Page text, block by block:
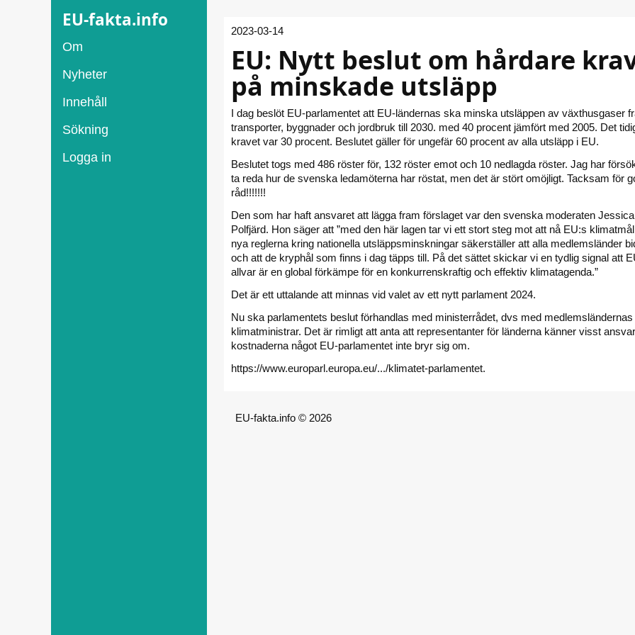
EU-fakta.info
Om
Nyheter
Innehåll
Sökning
Logga in
2023-03-14
EU: Nytt beslut om hårdare
på minskade utsläpp
I dag beslöt EU-parlamentet att EU-ländernas ska minska utsläppen av växthusgaser
transporter, byggnader och jordbruk till 2030. med 40 procent jämfört med 2005. Det
kravet var 30 procent. Beslutet gäller för ungefär 60 procent av alla utsläpp i EU.
Beslutet togs med 486 röster för, 132 röster emot och 10 nedlagda röster. Jag har
ta reda hur de svenska ledamöterna har röstat, men det är stört omöjligt. Tacksam för
råd!!!!!!!
Den som har haft ansvaret att lägga fram förslaget var den svenska moderaten Jessica
Polfjärd. Hon säger att ”med den här lagen tar vi ett stort steg mot att nå EU:s
nya reglerna kring nationella utsläppsminskningar säkerställer att alla medlemsländer
och att de kryphål som finns i dag täpps till. På det sättet skickar vi en tydlig signal att
allvar är en global förkämpe för en konkurrenskraftig och effektiv klimatagenda.”
Det är ett uttalande att minnas vid valet av ett nytt parlament 2024.
Nu ska parlamentets beslut förhandlas med ministerrådet, dvs med medlemsländernas
klimatministrar. Det är rimligt att anta att representanter för länderna känner visst
kostnaderna något EU-parlamentet inte bryr sig om.
https://www.europarl.europa.eu/.../klimatet-parlamentet.
EU-fakta.info © 2026